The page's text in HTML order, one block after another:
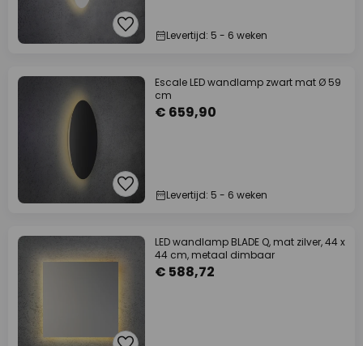
Levertijd: 5 - 6 weken
Escale LED wandlamp zwart mat Ø 59
cm
€ 659,90
Levertijd: 5 - 6 weken
LED wandlamp BLADE Q, mat zilver, 44 x
44 cm, metaal dimbaar
€ 588,72